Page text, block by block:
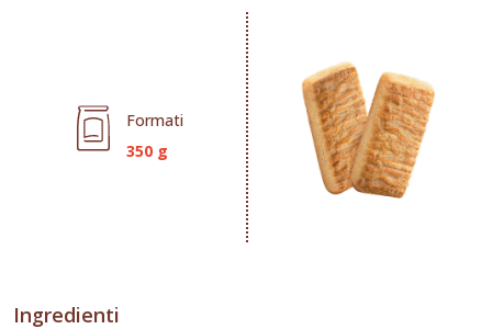
Formati
350 g
Ingredienti